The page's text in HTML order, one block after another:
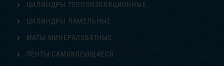
ЦИЛИНДРЫ ТЕПЛОИЗОЛЯЦИОННЫЕ
ЦИЛИНДРЫ ЛАМЕЛЬНЫЕ
МАТЫ МИНЕРАЛОВАТНЫЕ
ЛЕНТЫ САМОКЛЕЮЩИЕСЯ